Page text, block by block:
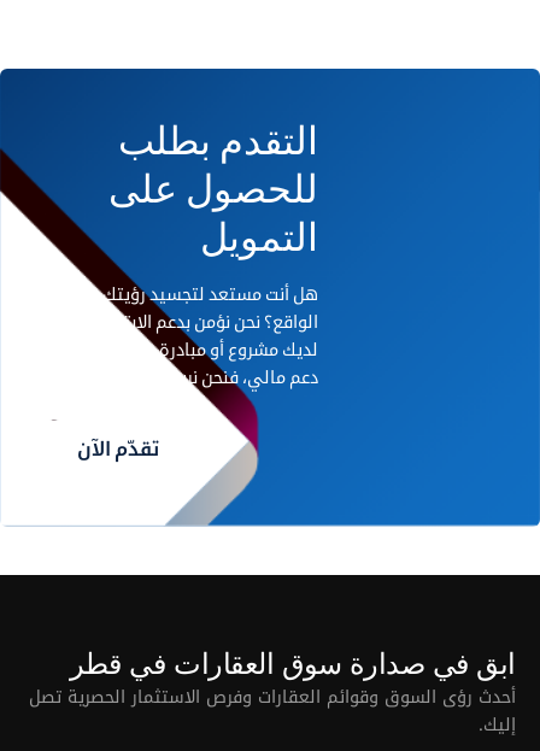
التقدم بطلب
للحصول على
التمويل
هل أنت مستعد لتجسيد رؤيتك على أرض
الواقع؟ نحن نؤمن بدعم الابتكار. إذا كان
لديك مشروع أو مبادرة رائدة تحتاج إلى
دعم مالي، فنحن نريد أن نسمع منك.
تقدّم الآن
ابق في صدارة سوق العقارات في قطر
أحدث رؤى السوق وقوائم العقارات وفرص الاستثمار الحصرية تصل
إليك.